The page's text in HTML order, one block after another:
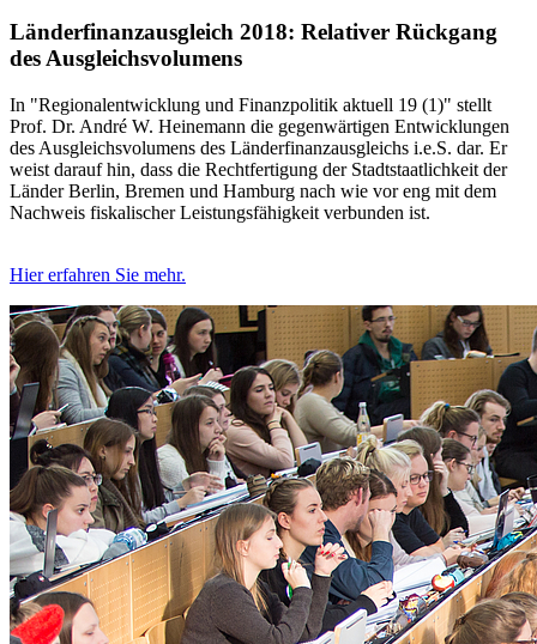
Länderfinanzausgleich 2018: Relativer Rückgang
des Ausgleichsvolumens
In "Regionalentwicklung und Finanzpolitik aktuell 19 (1)" stellt
Prof. Dr. André W. Heinemann die gegenwärtigen Entwicklungen
des Ausgleichsvolumens des Länderfinanzausgleichs i.e.S. dar. Er
weist darauf hin, dass die Rechtfertigung der Stadtstaatlichkeit der
Länder Berlin, Bremen und Hamburg nach wie vor eng mit dem
Nachweis fiskalischer Leistungsfähigkeit verbunden ist.
Hier erfahren Sie mehr.